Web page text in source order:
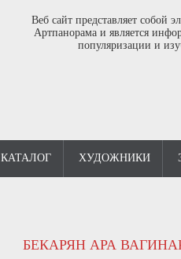
Веб сайт представляет собой
Артпанорама и является
популяризации и
КАТАЛОГ ХУДОЖНИКИ
БЕКАРЯН АРА